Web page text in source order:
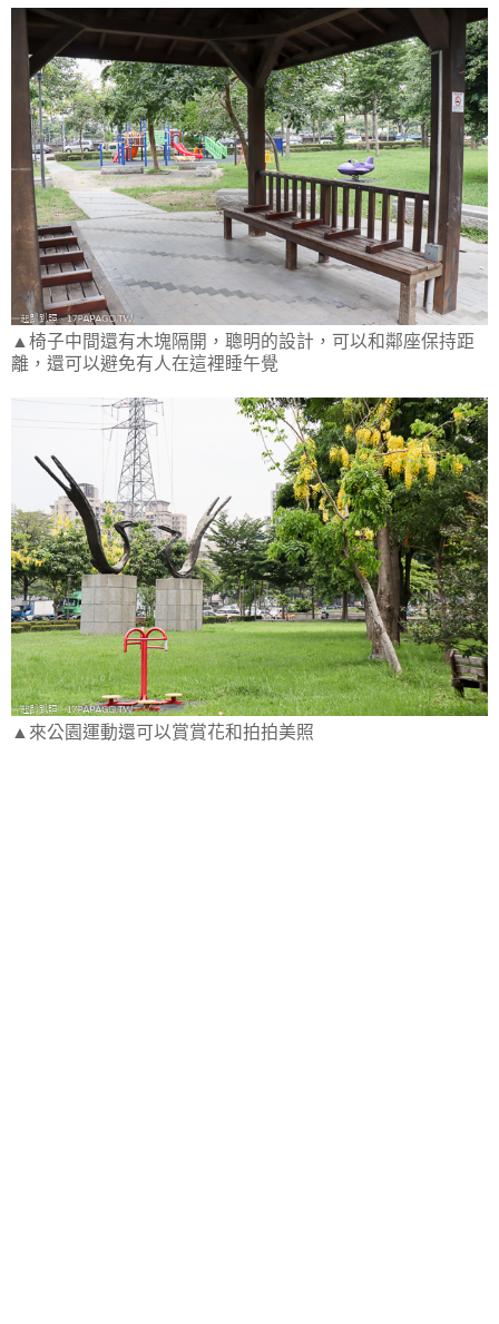
▲椅子中間還有木塊隔開，聰明的設計，可以和鄰座保持距
離，還可以避免有人在這裡睡午覺
▲來公園運動還可以賞賞花和拍拍美照